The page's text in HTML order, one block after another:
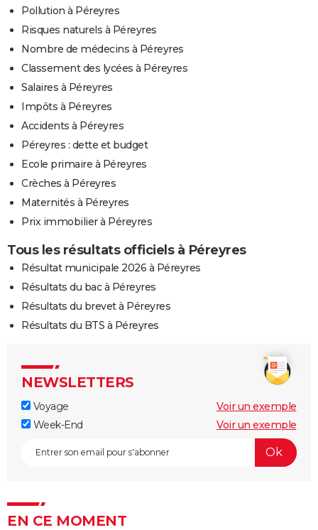
Pollution à Péreyres
Risques naturels à Péreyres
Nombre de médecins à Péreyres
Classement des lycées à Péreyres
Salaires à Péreyres
Impôts à Péreyres
Accidents à Péreyres
Péreyres : dette et budget
Ecole primaire à Péreyres
Crèches à Péreyres
Maternités à Péreyres
Prix immobilier à Péreyres
Tous les résultats officiels à Péreyres
Résultat municipale 2026 à Péreyres
Résultats du bac à Péreyres
Résultats du brevet à Péreyres
Résultats du BTS à Péreyres
NEWSLETTERS
Voyage
Voir un exemple
Week-End
Voir un exemple
EN CE MOMENT